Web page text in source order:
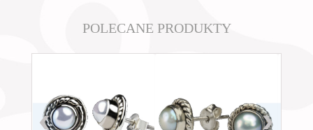
POLECANE PRODUKTY